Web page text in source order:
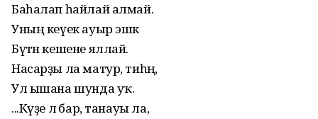
Баһалап һайлай алмай.
Уның кеүек ауыр эшкә
Бүтән кешене яллай.
Насарҙы ла матур, тиһәң,
Ул ышана шунда уҡ.
...Күҙе лә бар, танауы ла,